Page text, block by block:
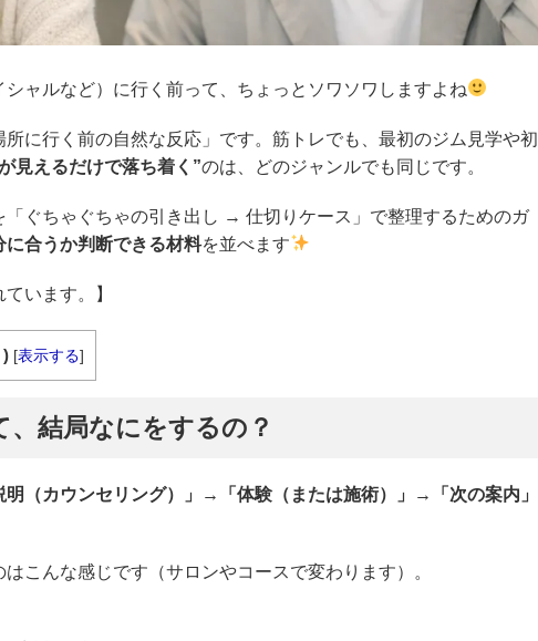
ャルなど）に行く前って、ちょっとソワソワしますよね
に行く前の自然な反応」です。筋トレでも、最初のジム見学や初
見えるだけで落ち着く”のは、どのジャンルでも同じです。
ぐちゃぐちゃの引き出し → 仕切りケース」で整理するためのガ
に合うか判断できる材料を並べます
います。】
) [表示する]
結局なにをするの？
明（カウンセリング）」→「体験（または施術）」→「次の案内」
こんな感じです（サロンやコースで変わります）。